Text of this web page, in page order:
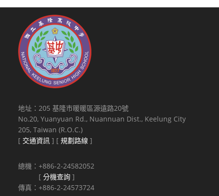
地址：205 基隆市暖暖區源遠路20號
No.20, Yuanyuan Rd., Nuannuan Dist., Keelung City
205, Taiwan (R.O.C.)
[ 交通資訊 ] [規劃路線 ]
總機：+886-2-24582052
[分機查詢 ]
傳真：+886-2-24573724